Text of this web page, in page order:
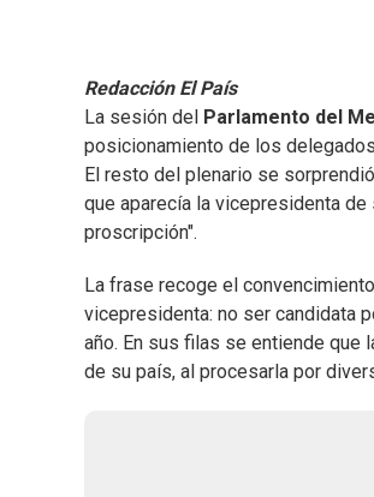
Redacción El País
La sesión del
Parlamento del
posicionamiento de los
El resto del plenario se
que aparecía la vicepresidenta de
proscripción".
La frase recoge el
vicepresidenta: no ser candidata
año. En sus filas se entiende que
de su país, al procesarla por